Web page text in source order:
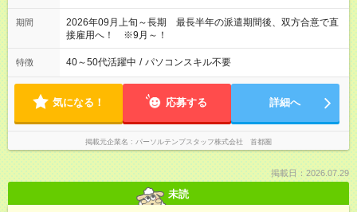
期間
2026年09月上旬～長期 最長半年の派遣期間後、双方合意で直
接雇用へ！ ※9月～！
特徴 40～50代活躍中 / パソコンスキル不要
気になる！ 応募する 詳細へ
掲載元企業名 パーソルテンプスタッフ株式会社 首都圏
掲載日：2026.07.29
未読